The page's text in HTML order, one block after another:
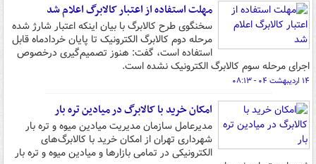
مهلت استفاده از اعتبار کالابرگ اعلام شد
سخنگوی طرح کالابرگ با بیان اینکه اعتبار شارژ شده
مرحله دوم کالابرگ‌ الکترونیک تا پایان خردادماه قابل
استفاده است، گفت: هنوز تصمیم‌گیری درخصوص
اجرای مرحله سوم کالابرگ الکترونیک نشده است.
۱۴ اردیبهشت ۰۴ - ۰۸:۱۳
امکان خرید با کالابرگ در میادین تره بار
مدیرعامل سازمان مدیریت میادین میوه و تره بار
شهرداری تهران از امکان خرید با کالابرگ‌های
الکترونیکی در تمامی بازارها و میادین میوه و تره بار